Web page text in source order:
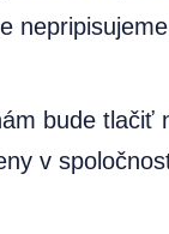
bude tlačiť
v